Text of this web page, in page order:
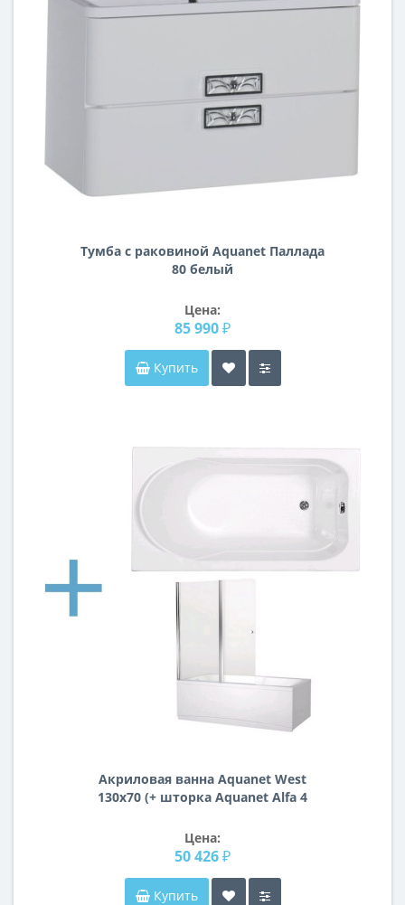
Тумба с раковиной Aquanet Паллада
80 белый
Цена:
85 990 ₽
Купить
Акриловая ванна Aquanet West
130x70 (+ шторка Aquanet Alfa 4
Цена:
50 426 ₽
Купить